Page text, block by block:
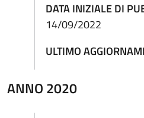
DATA INIZIALE DI
14/09/2022
ULTIMO
ANNO 2020